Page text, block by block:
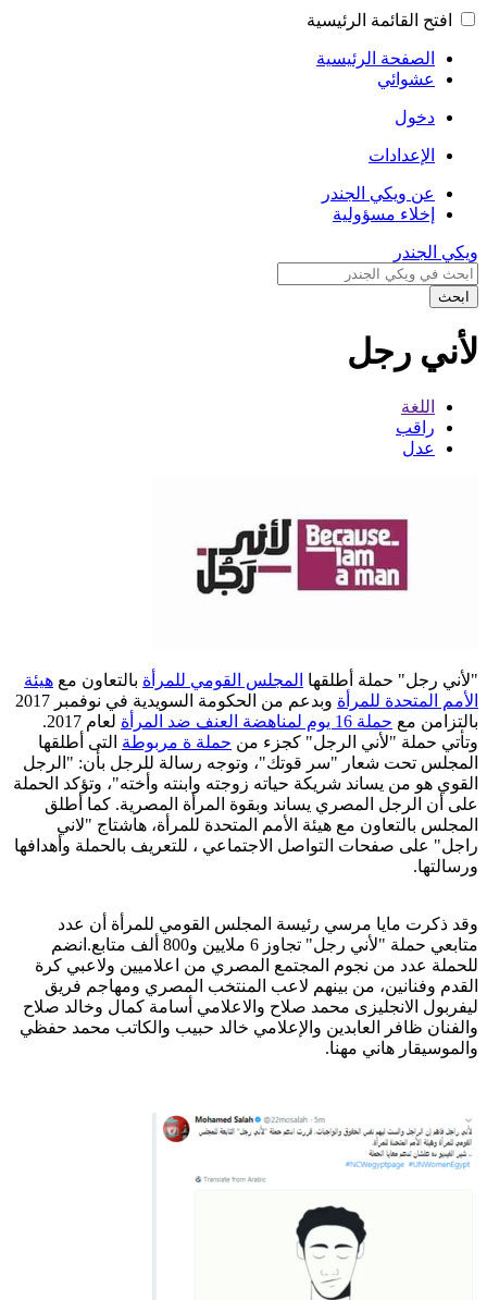
افتح القائمة الرئيسية
الصفحة الرئيسية
عشوائي
دخول
الإعدادات
عن ويكي الجندر
إخلاء مسؤولية
ويكي الجندر
ابحث
لأني رجل
اللغة
راقب
عدل
"لأني رجل" حملة أطلقها المجلس القومي للمرأة بالتعاون مع هيئة
الأمم المتحدة للمرأة
وبدعم من الحكومة السويدية في نوفمبر 2017
بالتزامن مع حملة 16 يوم لمناهضة العنف ضد المرأة
لعام 2017.
وتأتي حملة "لأني الرجل" كجزء من حملة ة مربوطة التى أطلقها
المجلس تحت شعار "سر قوتك"، وتوجه رسالة للرجل بأن: "الرجل
القوي هو من يساند شريكة حياته زوجته وابنته وأخته"، وتؤكد الحملة
على أن الرجل المصري يساند وبقوة المرأة المصرية. كما أطلق
المجلس بالتعاون مع هيئة الأمم المتحدة للمرأة، هاشتاج "لاني
راجل" على صفحات التواصل الاجتماعي ، للتعريف بالحملة وأهدافها
ورسالتها.
وقد ذكرت مايا مرسي رئيسة المجلس القومي للمرأة أن عدد
متابعي حملة "لأني رجل" تجاوز 6 ملايين و800 ألف متابع.انضم
للحملة عدد من نجوم المجتمع المصري من اعلاميين ولاعبي كرة
القدم وفنانين، من بينهم لاعب المنتخب المصري ومهاجم فريق
ليفربول الانجليزى محمد صلاح والاعلامي أسامة كمال وخالد صلاح
والفنان ظافر العابدين والإعلامي خالد حبيب والكاتب محمد حفظي
والموسيقار هاني مهنا.